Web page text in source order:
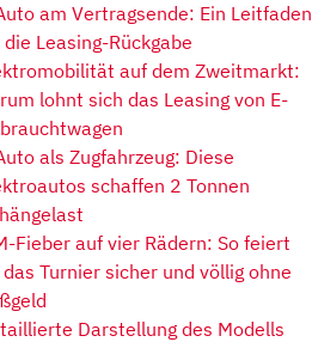
am Vertragsende: Ein Leitfaden
Leasing-Rückgabe
auf dem Zweitmarkt:
lohnt sich das Leasing von E-
als Zugfahrzeug: Diese
schaffen 2 Tonnen
Fieber auf vier Rädern: So feiert
Turnier sicher und völlig ohne
Darstellung des Modells